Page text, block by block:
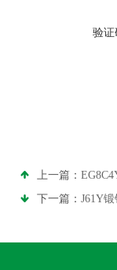
验证
上一篇：
下一篇： J61Y